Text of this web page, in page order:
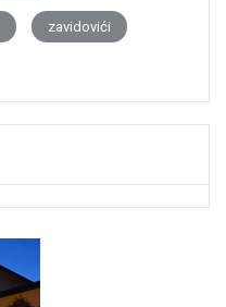
zavidovići